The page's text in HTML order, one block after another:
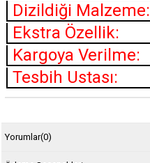
Dizildiği Malzeme:
Ekstra Özellik:
Kargoya Verilme:
Tesbih Ustası:
Yorumlar(0)